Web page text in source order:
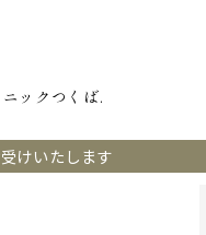
ックつくば.
けいたします